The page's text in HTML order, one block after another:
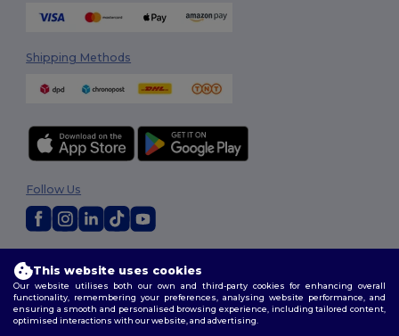
Shipping Methods
Terms & Conditions|Customization Policy
Policy|Site Map
Follow Us
This website uses cookies
Our website utilises both our own and third-party cookies for enhancing overall
functionality, remembering your preferences, analysing website performance, and
ensuring a smooth and personalised browsing experience, including tailored content,
optimised interactions with our website, and advertising.